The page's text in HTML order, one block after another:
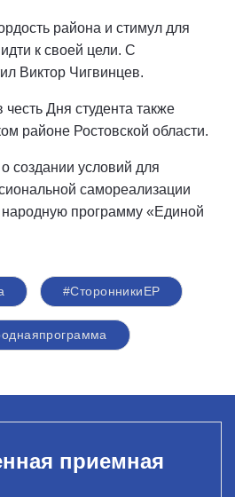
района и стимул для
к своей цели. С
Виктор Чигвинцев.
Дня студента также
районе Ростовской области.
создании условий для
самореализации
программу «Единой
#СторонникиЕР
приемная